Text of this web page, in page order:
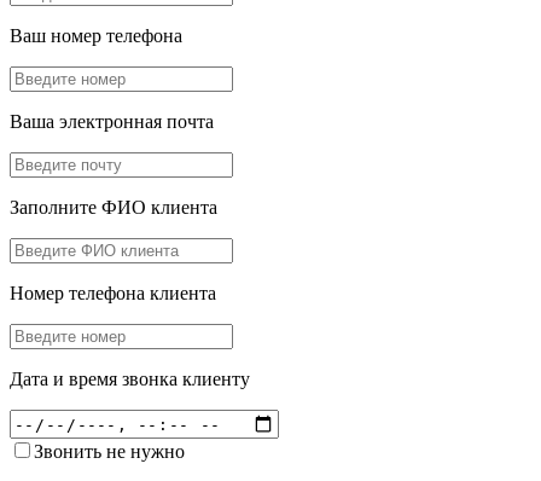
Ваш номер телефона
Ваша электронная почта
Заполните ФИО клиента
Номер телефона клиента
Дата и время звонка клиенту
Звонить не нужно